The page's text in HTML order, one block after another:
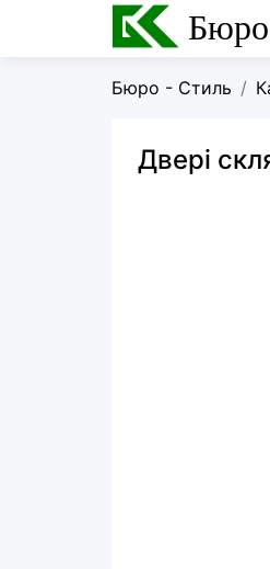
Бюро - Стиль
Двері